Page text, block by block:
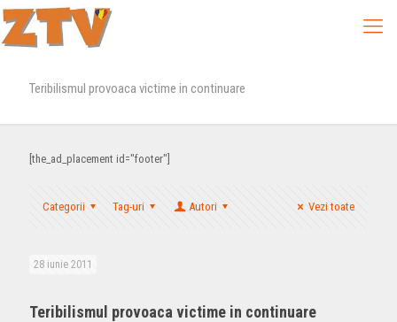
Teribilismul provoaca victime in continuare
[the_ad_placement id="footer"]
Categorii Tag-uri Autori Vezi toate
28 iunie 2011
Teribilismul provoaca victime in continuare